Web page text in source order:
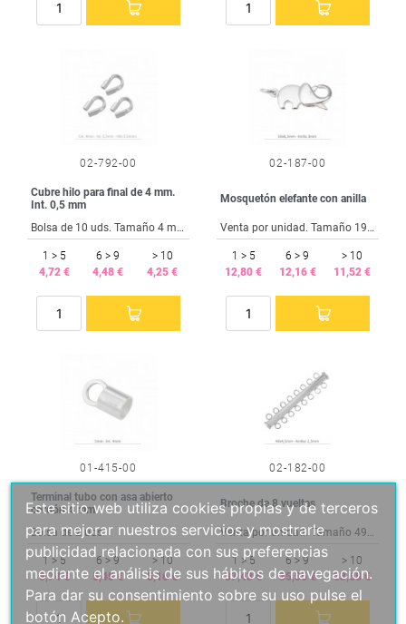
02-792-00
Cubre hilo para final de 4 mm.
Int. 0,5 mm
Bolsa de 10 uds. Tamaño 4 mm. Interior 0,5 mm.
1 > 5
4,72 €
6 > 9
4,48 €
> 10
4,25 €
02-187-00
Mosquetón elefante con anilla
Venta por unidad. Tamaño 19x9 mm.
1 > 5
12,80 €
6 > 9
12,16 €
> 10
11,52 €
01-415-00
Terminal tubo con asa abierto
cordón 4 mm.
Bolsa de 2 uds.
1 > 5
5,74 €
6 > 9
5,45 €
> 10
5,16 €
02-182-00
Broche de 8 vueltas
1 > 5
37,43 €
6 > 9
35,55 €
> 10
33,68 €
Este sitio web utiliza cookies propias y de terceros
para mejorar nuestros servicios y mostrarle
publicidad relacionada con sus preferencias
mediante el análisis de sus hábitos de navegación.
Para dar su consentimiento sobre su uso pulse el
botón Acepto.